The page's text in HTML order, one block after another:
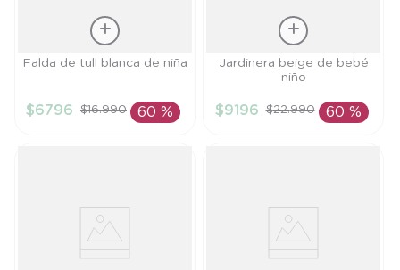
Talla
AÑADIR AL
Falda de tull blanca de niña
$6796 $16.990 60 %
Talla
AÑADIR AL
Jardinera beige de bebé
niño
$9196 $22.990 60 %